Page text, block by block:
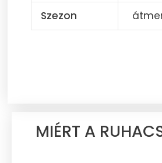
Szezon
MIÉRT A